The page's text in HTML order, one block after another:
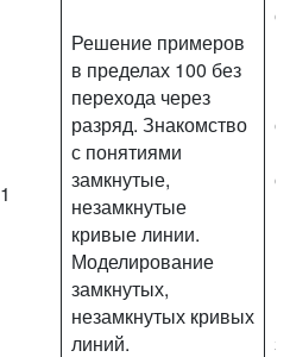
1
Решение примеров
в пределах 100 без
перехода через
разряд. Знакомство
с понятиями
замкнутые,
незамкнутые
кривые линии.
Моделирование
замкнутых,
незамкнутых кривых
линий.